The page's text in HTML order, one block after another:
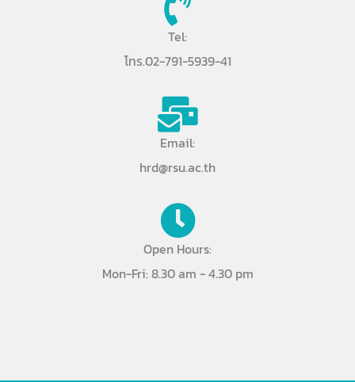
Tel:
โทร.02-791-5939-41
Email:
hrd@rsu.ac.th
Open Hours:
Mon-Fri: 8.30 am - 4.30 pm